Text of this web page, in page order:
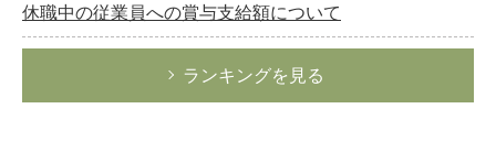
休職中の従業員への賞与支給額について
ランキングを見る